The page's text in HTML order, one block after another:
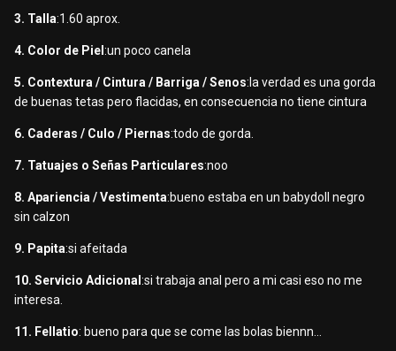
3. Talla:1.60 aprox.
4. Color de Piel :un poco canela
5. Contextura / Cintura / Barriga / Senos:la verdad es una gorda
de buenas tetas pero flacidas, en consecuencia no tiene cintura
6. Caderas / Culo / Piernas:todo de gorda.
7. Tatuajes o Señas Particulares:noo
8. Apariencia / Vestimenta:bueno estaba en un babydoll negro
sin calzon
9. Papita:si afeitada
10. Servicio Adicional :si trabaja anal pero a mi casi eso no me
interesa.
11. Fellatio: bueno para que se come las bolas biennn...